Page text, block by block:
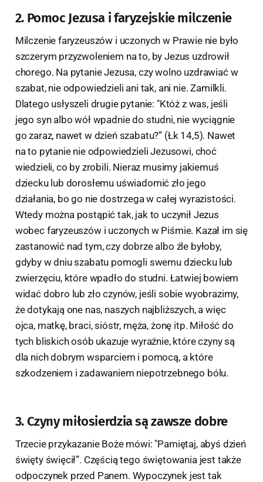
2. Pomoc Jezusa i faryzejskie milczenie
Milczenie faryzeuszów i uczonych w Prawie nie było
szczerym przyzwoleniem na to, by Jezus uzdrowił
chorego. Na pytanie Jezusa, czy wolno uzdrawiać w
szabat, nie odpowiedzieli ani tak, ani nie. Zamilkli.
Dlatego usłyszeli drugie pytanie: "Któż z was, jeśli
jego syn albo wół wpadnie do studni, nie wyciągnie
go zaraz, nawet w dzień szabatu?” (Łk 14,5). Nawet
na to pytanie nie odpowiedzieli Jezusowi, choć
wiedzieli, co by zrobili. Nieraz musimy jakiemuś
dziecku lub dorosłemu uświadomić zło jego
działania, bo go nie dostrzega w całej wyrazistości.
Wtedy można postąpić tak, jak to uczynił Jezus
wobec faryzeuszów i uczonych w Piśmie. Kazał im się
zastanowić nad tym, czy dobrze albo źle byłoby,
gdyby w dniu szabatu pomogli swemu dziecku lub
zwierzęciu, które wpadło do studni. Łatwiej bowiem
widać dobro lub zło czynów, jeśli sobie wyobrazimy,
że dotykają one nas, naszych najbliższych, a więc
ojca, matkę, braci, sióstr, męża, żonę itp. Miłość do
tych bliskich osób ukazuje wyraźnie, które czyny są
dla nich dobrym wsparciem i pomocą, a które
szkodzeniem i zadawaniem niepotrzebnego bólu.
3. Czyny miłosierdzia są zawsze dobre
Trzecie przykazanie Boże mówi: "Pamiętaj, abyś dzień
święty święcił”. Częścią tego świętowania jest także
odpoczynek przed Panem. Wypoczynek jest tak